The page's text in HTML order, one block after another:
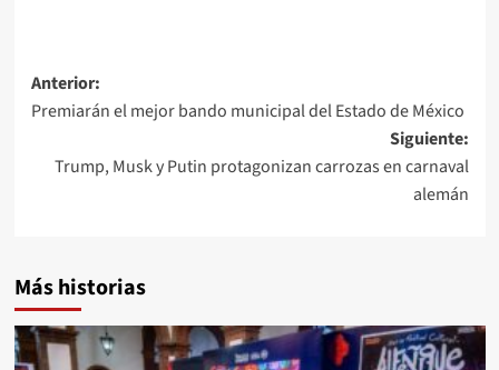
Anterior:
Premiarán el mejor bando municipal del Estado de México
Siguiente:
Trump, Musk y Putin protagonizan carrozas en carnaval
alemán
Más historias